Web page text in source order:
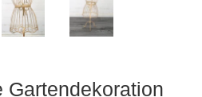
Gartendekoration